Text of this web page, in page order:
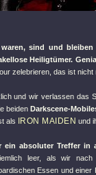
waren, sind und
Heiligtümer.
zelebrieren, das ist
und wir verlassen das
beidenDarkscene-
als
IRON MAIDEN und
ein absoluter Treffer
leer, als wir nach
Essen und